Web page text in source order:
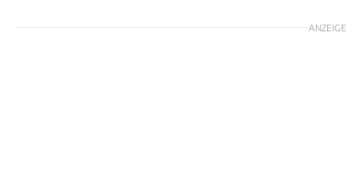
ANZEIGE